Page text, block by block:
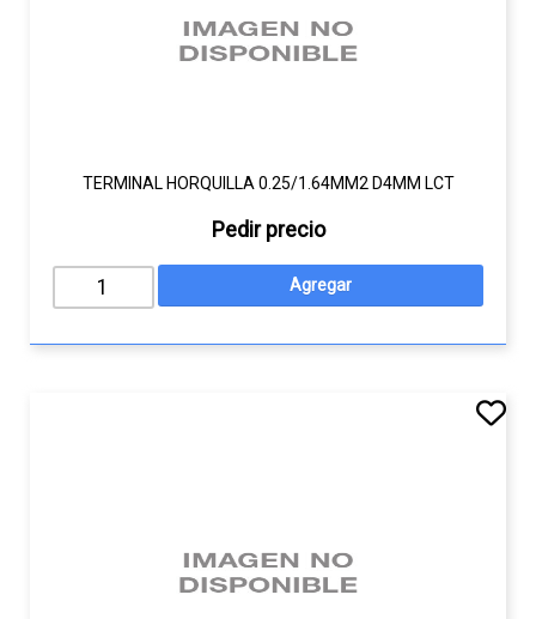
TERMINAL HORQUILLA 0.25/1.64MM2 D4MM LCT
Pedir precio